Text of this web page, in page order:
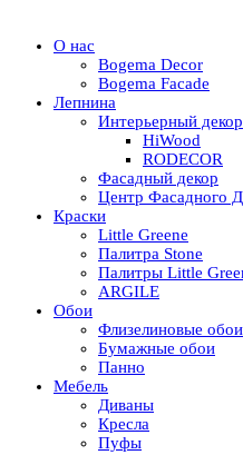
О нас
Bogema Decor
Bogema Facade
Лепнина
Интерьерный декор
HiWood
RODECOR
Фасадный декор
Центр Фасадного
Краски
Little Greene
Палитра Stone
Палитры Little
ARGILE
Обои
Флизелиновые обои
Бумажные обои
Панно
Мебель
Диваны
Кресла
Пуфы